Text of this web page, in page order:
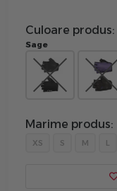
Culoare produs:
Sage
Marime produs:
XS S M L